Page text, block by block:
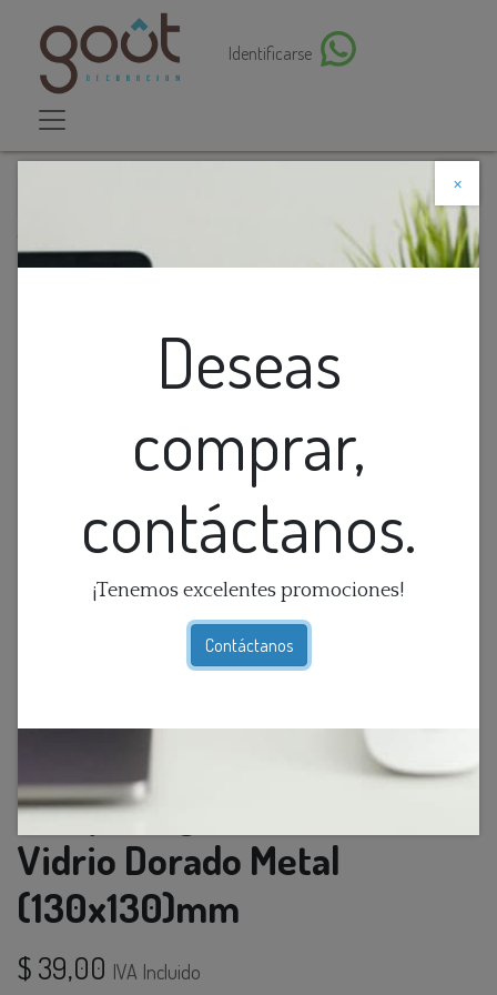
Identificarse
×
Deseas
comprar,
contáctanos.
¡Tenemos excelentes promociones!
Contáctanos
Descuento web
Lamp. Colg. 1L G9 Cubos Vidrio Dorado Metal
Lamp. Colg. 1L G9 Cubos
Vidrio Dorado Metal
(130x130)mm
$ 39,00 IVA Incluido